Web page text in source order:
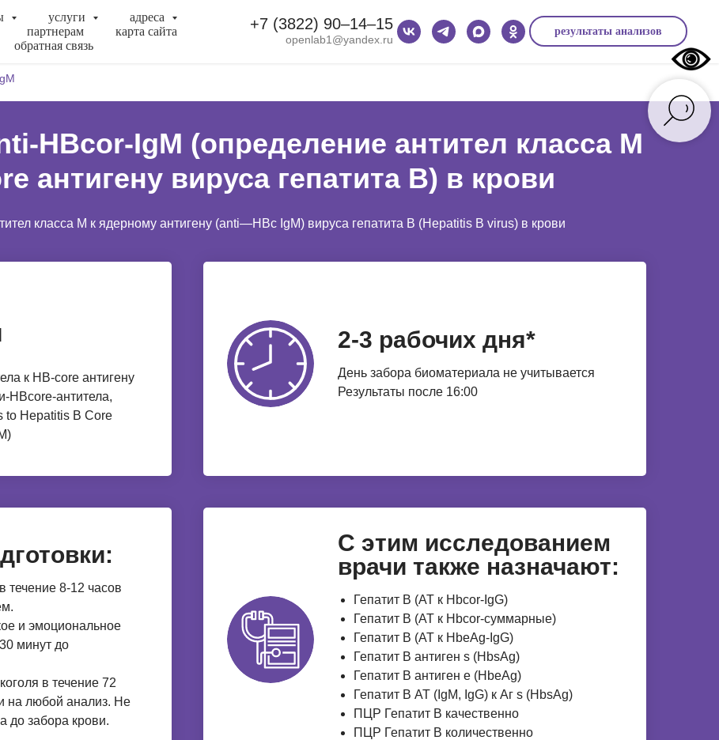
услуги
адреса
партнерам
карта сайта
обратная связь
+7 (3822) 90‒14‒15
openlab1@yandex.ru
результаты анализов
НВcor-IgM (определение антител класса M
антигену вируса гепатита В) в крови
класса M к ядерному антигену (anti—HBc IgM) вируса гепатита B (Hepatitis B virus) в крови
к HB-core антигену
HBcore-антитела,
to Hepatitis B Core
2-3 рабочих дня*
День забора биоматериала не учитывается
Результаты после 16:00
течение 8-12 часов
и эмоциональное
минут до
в течение 72
на любой анализ. Не
до забора крови.
С этим исследованием
врачи также назначают:
Гепатит В (АТ к Нbcor-IgG)
Гепатит В (АТ к Нbcor-суммарные)
Гепатит В (АТ к НbеAg-IgG)
Гепатит В антиген s (НbsAg)
Гепатит В антиген е (НbеAg)
Гепатит В АТ (IgM, IgG) к Аг s (НbsAg)
ПЦР Гепатит В качественно
ПЦР Гепатит В количественно